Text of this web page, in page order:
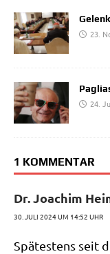
23.
24.
1 KOMMENTAR
Dr. Joachim
30. JULI 2024 UM 14:52 UHR
Spä­te­stens seit